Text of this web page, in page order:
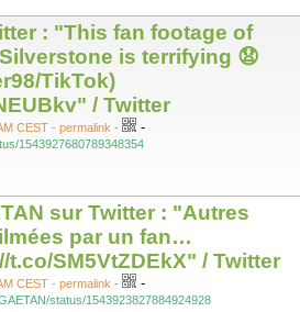
: "This fan footage of
is terrifying 😧
TikTok)
/ Twitter
CEST - permalink - -
1543927680789348354
sur Twitter : "Autres
par un fan…
SM5VtZDEkX" / Twitter
CEST - permalink - -
status/1543923827884924928